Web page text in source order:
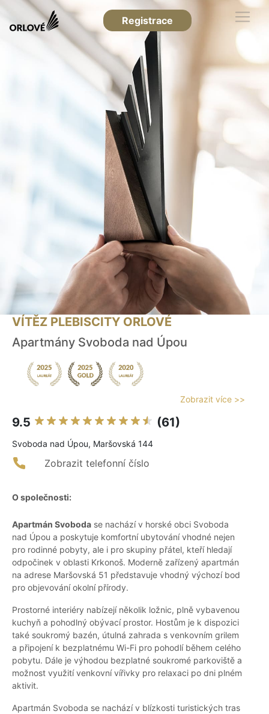
Registrace
VÍTĚZ PLEBISCITY ORLOVÉ
Apartmány Svoboda nad Úpou
Zobrazit více >>
9.5 (61)
Svoboda nad Úpou, Maršovská 144
Zobrazit telefonní číslo
O společnosti:
Apartmán Svoboda se nachází v horské obci Svoboda
nad Úpou a poskytuje komfortní ubytování vhodné nejen
pro rodinné pobyty, ale i pro skupiny přátel, kteří hledají
odpočinek v oblasti Krkonoš. Moderně zařízený apartmán
na adrese Maršovská 51 představuje vhodný výchozí bod
pro objevování okolní přírody.
Prostorné interiéry nabízejí několik ložnic, plně vybavenou
kuchyň a pohodlný obývací prostor. Hostům je k dispozici
také soukromý bazén, útulná zahrada s venkovním grilem
a připojení k bezplatnému Wi-Fi pro pohodlí během celého
pobytu. Dále je výhodou bezplatné soukromé parkoviště a
možnost využití venkovní vířivky pro relaxaci po dni plném
aktivit.
Apartmán Svoboda se nachází v blízkosti turistických tras